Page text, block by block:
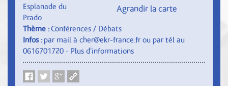
Agrandir la carte
Esplanade du
Prado
Thème :Conférences / Débats
Infos :par mail à cher@ekr-france.fr ou par tél au
0616701720 - Plus d'informations